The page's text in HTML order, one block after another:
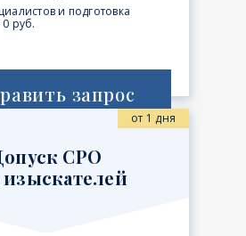
и подготовка
руб.
запрос
от 1 дня
СРО
изыскателей